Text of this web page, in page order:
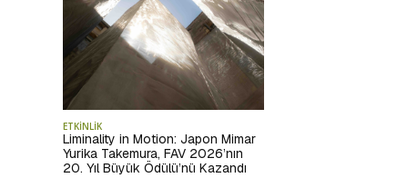
ETKİNLİK
Liminality in Motion: Japon Mimar
Yurika Takemura, FAV 2026’nın
20. Yıl Büyük Ödülü’nü Kazandı